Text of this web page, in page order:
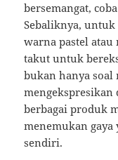
bersemangat,
Sebaliknya,
warna pastel atau
takut untuk
bukan hanya
berbagai produk
menemukan
sendiri.